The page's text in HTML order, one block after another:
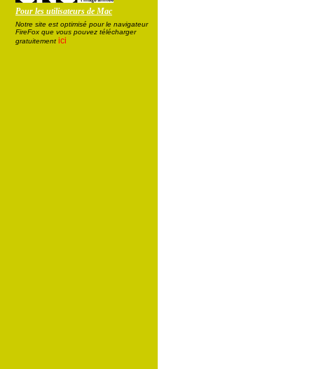
Pour les utilisateurs de Mac
Notre site est optimisé pour le navigateur
FireFox que vous pouvez télécharger
gratuitement ici